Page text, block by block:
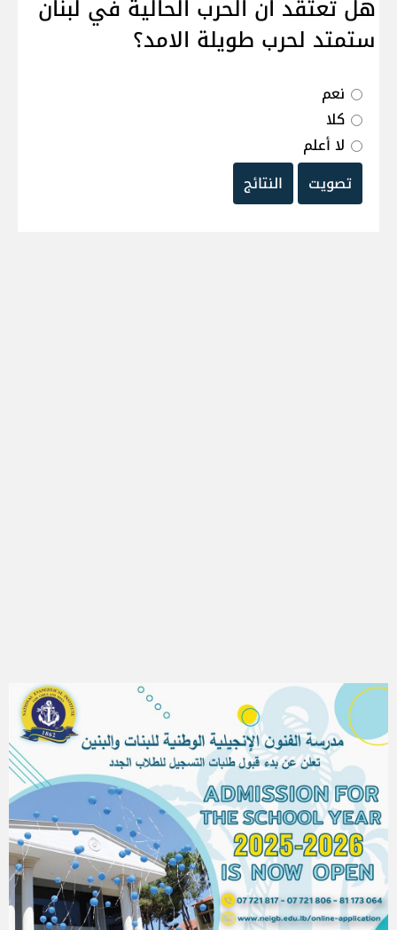
هل تعتقد ان الحرب الحالية في لبنان
ستمتد لحرب طويلة الامد؟
نعم
كلا
لا أعلم
تصويت
النتائج